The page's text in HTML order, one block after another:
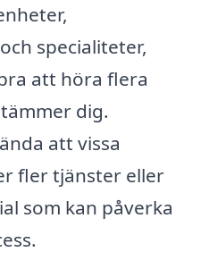
specialiteter,
att höra flera
dig.
att vissa
fler tjänster eller
som kan påverka